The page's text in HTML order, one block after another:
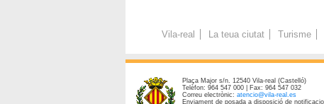
Vila-real La teua ciutat Turisme
Plaça Major s/n. 12540 Vila-real (Castelló)
Telèfon: 964 547 000 | Fax: 964 547 032
Correu electrònic: atencio@vila-real.es
Enviament de posada a disposició de